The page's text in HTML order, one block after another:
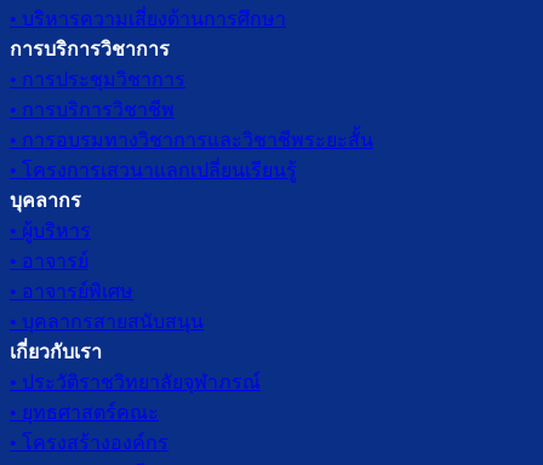
• บริหารความเสี่ยงด้านการศึกษา
การบริการวิชาการ
• การประชุมวิชาการ
• การบริการวิชาชีพ
• การอบรมทางวิชาการและวิชาชีพระยะสั้น
• โครงการเสวนาแลกเปลี่ยนเรียนรู้
บุคลากร
• ผู้บริหาร
• อาจารย์
• อาจารย์พิเศษ
• บุคลากรสายสนับสนุน
เกี่ยวกับเรา
• ประวัติราชวิทยาลัยจุฬาภรณ์
• ยุทธศาสตร์คณะ
• โครงสร้างองค์กร